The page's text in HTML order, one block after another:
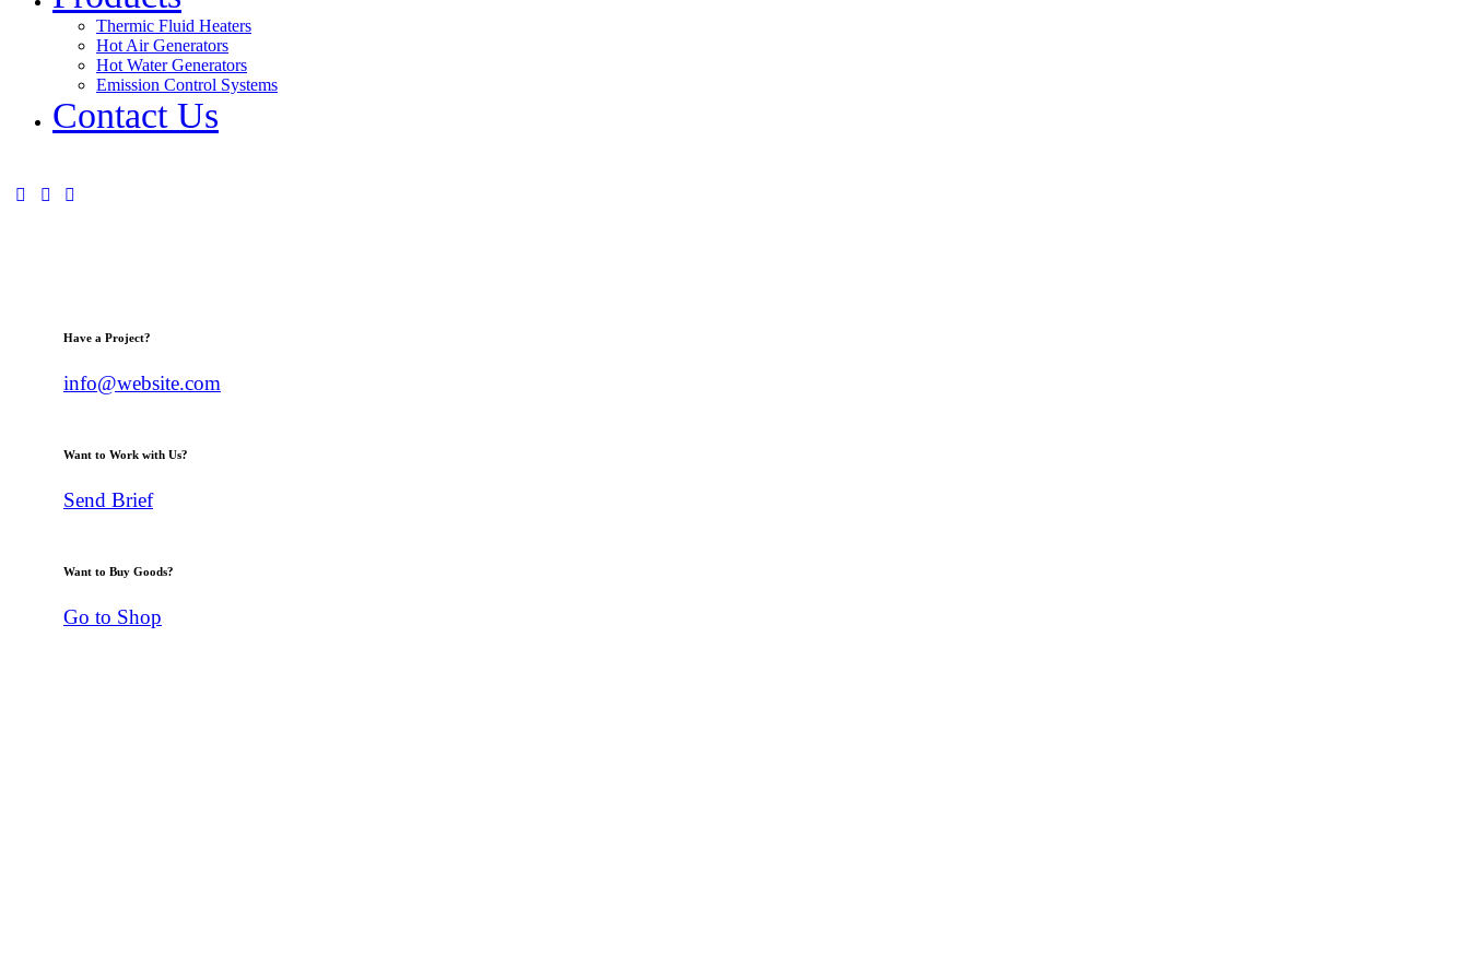
Thermic Fluid Heaters
Hot Air Generators
Hot Water Generators
Emission Control Systems
Contact Us
Have a Project?
info@website.com
Want to Work with Us?
Send Brief
Want to Buy Goods?
Go to Shop